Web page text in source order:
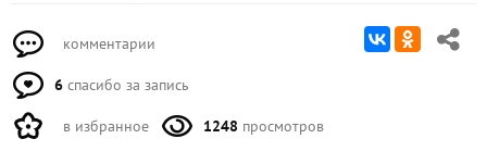
комментарии
6 спасибо за запись
в избранное 1248 просмотров